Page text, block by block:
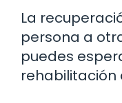
La
persona a
puedes
rehabilitación